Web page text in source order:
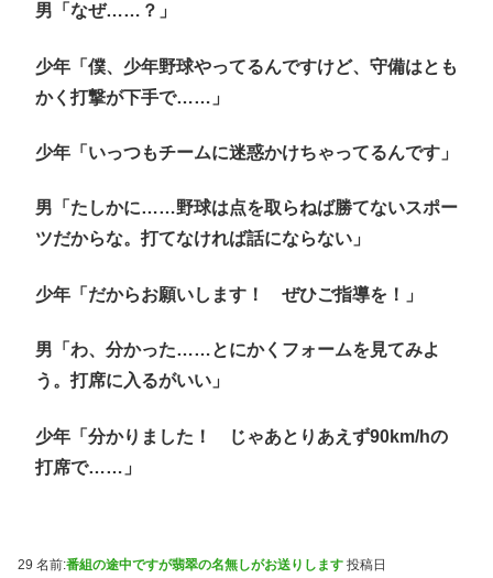
男「なぜ……？」
少年「僕、少年野球やってるんですけど、守備はとも
かく打撃が下手で……」
少年「いっつもチームに迷惑かけちゃってるんです」
男「たしかに……野球は点を取らねば勝てないスポー
ツだからな。打てなければ話にならない」
少年「だからお願いします！ ぜひご指導を！」
男「わ、分かった……とにかくフォームを見てみよ
う。打席に入るがいい」
少年「分かりました！ じゃあとりあえず90km/hの
打席で……」
29 名前:番組の途中ですが翡翠の名無しがお送りします 投稿日